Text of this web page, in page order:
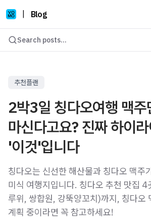
Blog
Search posts...
추천플랜
2박3일 칭다오여행 맥주
마신다고요? 진짜 하이
'이것'입니다
칭다오는 신선한 해산물과 칭다오 맥주
미식 여행지입니다. 칭다오 추천 맛집 4
루위, 쌍합원, 강뚝양꼬치)까지, 칭다오
계획 중이라면 꼭 참고하세요!